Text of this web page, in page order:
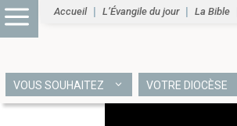
Accueil L’Évangile du jour La Bible
VOUS SOUHAITEZ VOTRE DIOCÈSE